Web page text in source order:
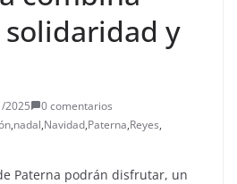
y
2025
0 comentarios
,nadal,Navidad,Paterna,Reyes,
Paterna podrán disfrutar, un